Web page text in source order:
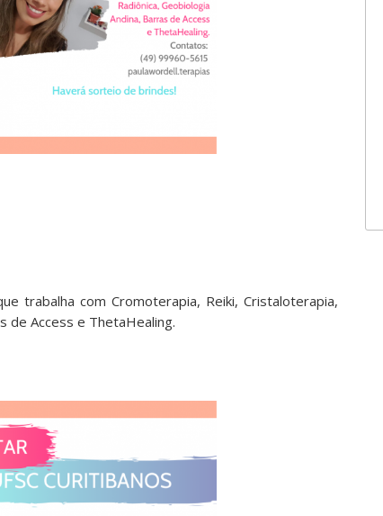
trabalha com Cromoterapia, Reiki, Cristaloterapia,
de Access e ThetaHealing.